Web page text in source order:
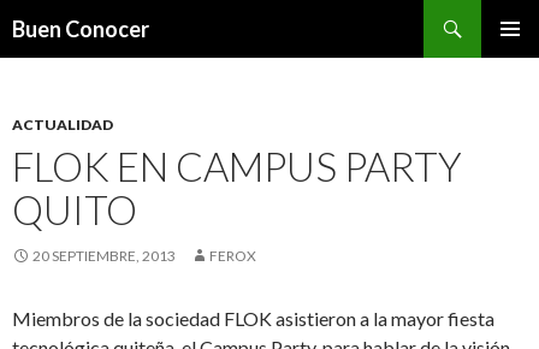
Buen Conocer
ACTUALIDAD
FLOK EN CAMPUS PARTY
QUITO
20 SEPTIEMBRE, 2013 FEROX
Miembros de la sociedad FLOK asistieron a la mayor fiesta